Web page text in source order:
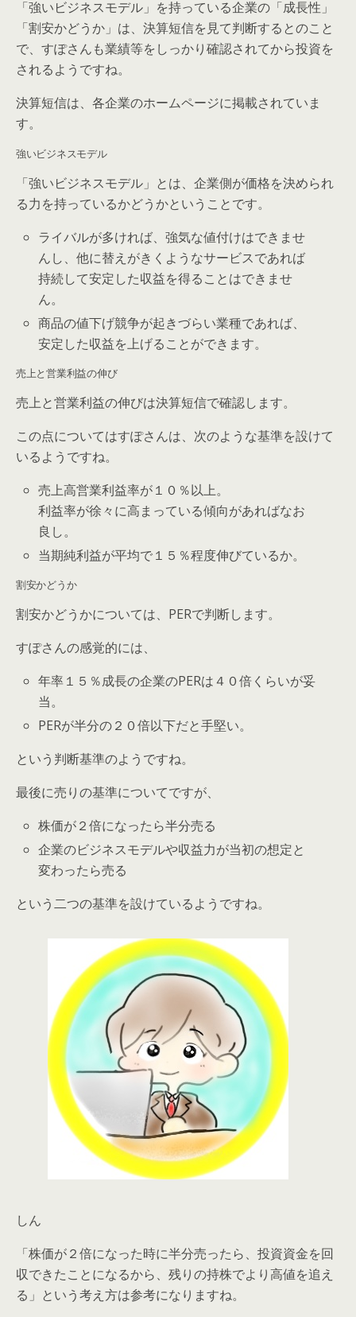
「強いビジネスモデル」を持っている企業の「成長性」
「割安かどうか」は、決算短信を見て判断するとのこと
で、すぽさんも業績等をしっかり確認されてから投資を
されるようですね。
決算短信は、各企業のホームページに掲載されていま
す。
強いビジネスモデル
「強いビジネスモデル」とは、 企業側が価格を決められ
る力を持っているかどうかということです。
ライバルが多ければ、強気な値付けはできませ
んし、他に替えがきくようなサービスであれば
持続して安定した収益を得ることはできませ
ん。
商品の値下げ競争が起きづらい業種であれば、
安定した収益を上げることができます。
売上と営業利益の伸び
売上と営業利益の伸びは決算短信で確認します。
この点についてはすぽさんは、次のような基準を設けて
いるようですね。
売上高営業利益率が１０％以上。
利益率が徐々に高まっている傾向があればなお
良し。
当期純利益が平均で１５％程度伸びているか。
割安かどうか
割安かどうかについては、PERで判断します。
すぽさんの感覚的には、
年率１５％成長の企業のPERは４０倍くらいが妥
当。
PERが半分の２０倍以下だと手堅い。
という判断基準のようですね。
最後に売りの基準についてですが、
株価が２倍になったら半分売る
企業のビジネスモデルや収益力が当初の想定と
変わったら売る
という二つの基準を設けているようですね。
しん
「株価が２倍になった時に半分売ったら、投資資金を回
収できたことになるから、残りの持株でより高値を追え
る」という考え方は参考になりますね。